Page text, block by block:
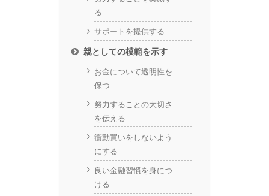
る
サポートを提供する
親としての模範を示す
お金について透明性を
保つ
努力することの大切さ
を伝える
衝動買いをしないよう
にする
良い金融習慣を身につ
ける